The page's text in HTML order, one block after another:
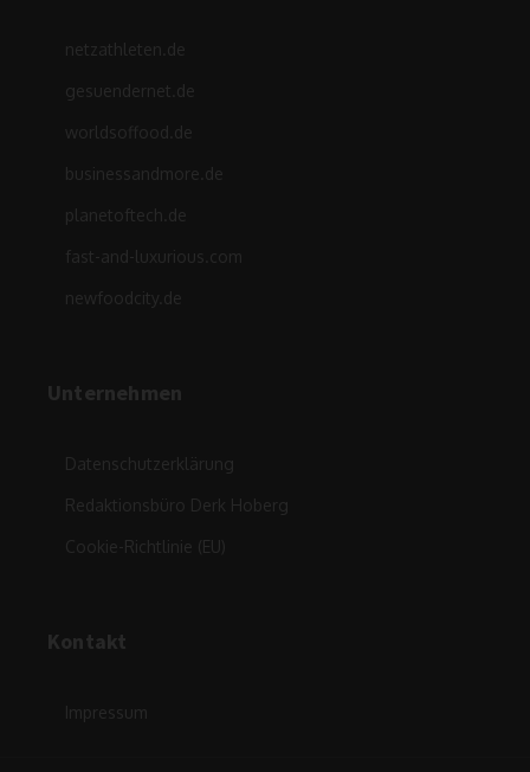
netzathleten.de
gesuendernet.de
worldsoffood.de
businessandmore.de
planetoftech.de
fast-and-luxurious.com
newfoodcity.de
Unternehmen
Datenschutzerklärung
Redaktionsbüro Derk Hoberg
Cookie-Richtlinie (EU)
Kontakt
Impressum